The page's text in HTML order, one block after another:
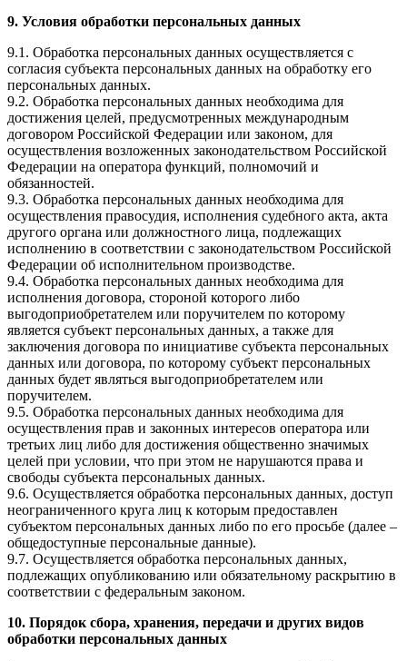
9. Условия обработки персональных данных
9.1. Обработка персональных данных осуществляется с
согласия субъекта персональных данных на обработку его
персональных данных.
9.2. Обработка персональных данных необходима для
достижения целей, предусмотренных международным
договором Российской Федерации или законом, для
осуществления возложенных законодательством Российской
Федерации на оператора функций, полномочий и
обязанностей.
9.3. Обработка персональных данных необходима для
осуществления правосудия, исполнения судебного акта, акта
другого органа или должностного лица, подлежащих
исполнению в соответствии с законодательством Российской
Федерации об исполнительном производстве.
9.4. Обработка персональных данных необходима для
исполнения договора, стороной которого либо
выгодоприобретателем или поручителем по которому
является субъект персональных данных, а также для
заключения договора по инициативе субъекта персональных
данных или договора, по которому субъект персональных
данных будет являться выгодоприобретателем или
поручителем.
9.5. Обработка персональных данных необходима для
осуществления прав и законных интересов оператора или
третьих лиц либо для достижения общественно значимых
целей при условии, что при этом не нарушаются права и
свободы субъекта персональных данных.
9.6. Осуществляется обработка персональных данных, доступ
неограниченного круга лиц к которым предоставлен
субъектом персональных данных либо по его просьбе (далее –
общедоступные персональные данные).
9.7. Осуществляется обработка персональных данных,
подлежащих опубликованию или обязательному раскрытию в
соответствии с федеральным законом.
10. Порядок сбора, хранения, передачи и других видов
обработки персональных данных